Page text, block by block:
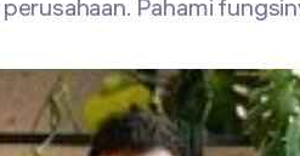
Pahami